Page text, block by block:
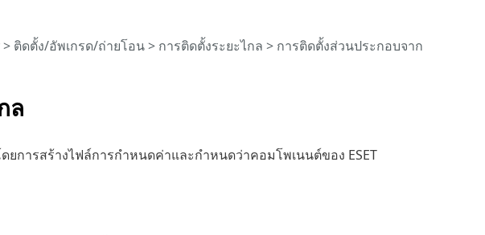
ล
> ติดตั้ง/อัพเกรด/ถ่ายโอน> การติดตั้งระยะไกล > การติดตั้งส่วนประกอบจาก
การสร้างไฟล์การกำหนดค่าและกำหนดว่าคอมโพเนนต์ของ ESET